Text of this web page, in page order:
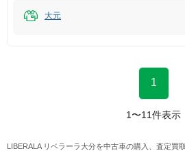
大元
1
1 〜11件表示
LIBERALA リベラーラ大分を中古車の購入、査定買